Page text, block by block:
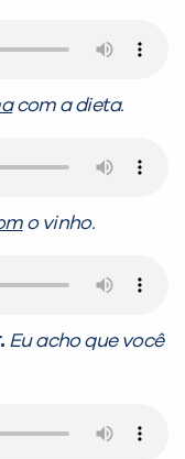
com a dieta.
o vinho.
Eu acho que você